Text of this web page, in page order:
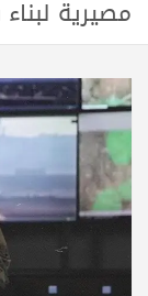
مصيرية